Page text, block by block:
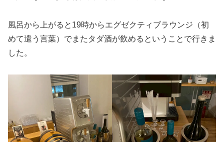
風呂から上がると19時からエグゼクティブラウンジ（初
めて遣う言葉）でまたタダ酒が飲めるということで行きま
した。